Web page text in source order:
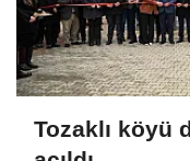
Tozaklı köyü